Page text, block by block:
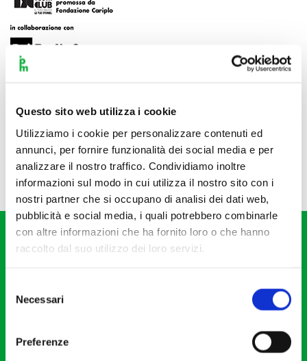
Questo sito web utilizza i cookie
Utilizziamo i cookie per personalizzare contenuti ed
annunci, per fornire funzionalità dei social media e per
analizzare il nostro traffico. Condividiamo inoltre
informazioni sul modo in cui utilizza il nostro sito con i
nostri partner che si occupano di analisi dei dati web,
pubblicità e social media, i quali potrebbero combinarle
con altre informazioni che ha fornito loro o che hanno
raccolto dal suo utilizzo dei loro servizi.
delNecessari
Preferenze
20121 Milano